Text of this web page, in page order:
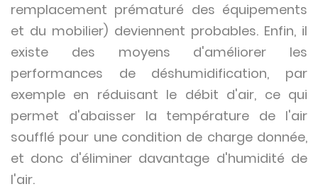
remplacement prématuré des équipements
et du mobilier) deviennent probables. Enfin, il
existe des moyens d'améliorer les
performances de déshumidification, par
exemple en réduisant le débit d'air, ce qui
permet d'abaisser la température de l'air
soufflé pour une condition de charge donnée,
et donc d'éliminer davantage d'humidité de
l'air.